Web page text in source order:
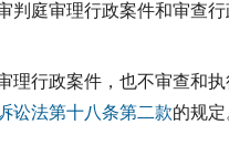
判庭审理行政案件和审查
理行政案件，也不审查和
讼法第十八条第二款的规定